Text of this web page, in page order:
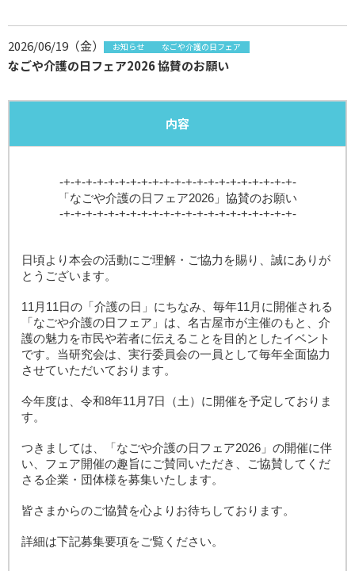
2026/06/19（金） お知らせ なごや介護の日フェア
なごや介護の日フェア2026 協賛のお願い
内容
-+-+-+-+-+-+-+-+-+-+-+-+-+-+-+-+-+-+-+-+-+-
「なごや介護の日フェア2026」 協賛のお願い
-+-+-+-+-+-+-+-+-+-+-+-+-+-+-+-+-+-+-+-+-+-
日頃より本会の活動にご理解・ご協力を賜り、誠にありが
とうございます。
11月11日の「介護の日」にちなみ、毎年11月に開催される
「なごや介護の日フェア」は、名古屋市が主催のもと、介
護の魅力を市民や若者に伝えることを目的としたイベント
です。当研究会は、実行委員会の一員として毎年全面協力
させていただいております。
今年度は、令和8年11月7日（土）に開催を予定しておりま
す。
つきましては、「なごや介護の日フェア2026」の開催に伴
い、 フェア開催の趣旨にご賛同いただき、ご協賛してくだ
さる企業・団体様を募集いたします。
皆さまからのご協賛を心よりお待ちしております。
詳細は下記募集要項をご覧ください。